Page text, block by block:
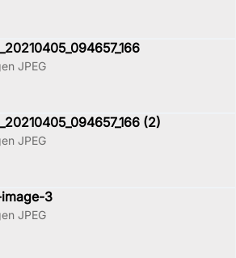
JPEG
(2)
JPEG
3
JPEG